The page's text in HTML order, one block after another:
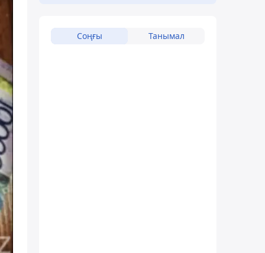
Соңғы Танымал